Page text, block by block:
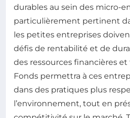
durables au sein des micro-
particulièrement pertinent
les petites entreprises
défis de rentabilité et de
des ressources financières
Fonds permettra à ces
dans des pratiques plus
l’environnement, tout en